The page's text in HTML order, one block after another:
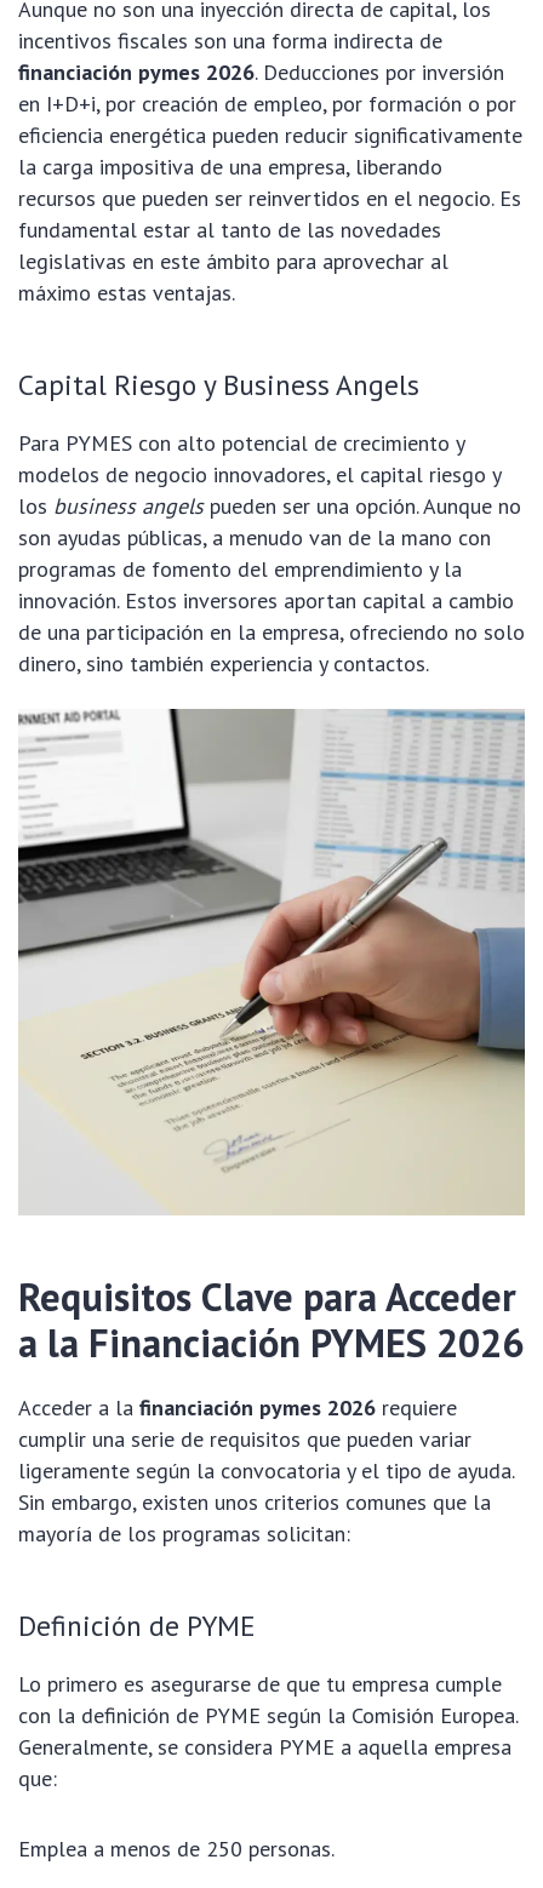
Aunque no son una inyección directa de capital, los
incentivos fiscales son una forma indirecta de
financiación pymes 2026. Deducciones por inversión
en I+D+i, por creación de empleo, por formación o por
eficiencia energética pueden reducir significativamente
la carga impositiva de una empresa, liberando
recursos que pueden ser reinvertidos en el negocio. Es
fundamental estar al tanto de las novedades
legislativas en este ámbito para aprovechar al
máximo estas ventajas.
Capital Riesgo y Business Angels
Para PYMES con alto potencial de crecimiento y
modelos de negocio innovadores, el capital riesgo y
los business angelspueden ser una opción. Aunque no
son ayudas públicas, a menudo van de la mano con
programas de fomento del emprendimiento y la
innovación. Estos inversores aportan capital a cambio
de una participación en la empresa, ofreciendo no solo
dinero, sino también experiencia y contactos.
Requisitos Clave para Acceder
a la Financiación PYMES 2026
Acceder a la financiación pymes 2026 requiere
cumplir una serie de requisitos que pueden variar
ligeramente según la convocatoria y el tipo de ayuda.
Sin embargo, existen unos criterios comunes que la
mayoría de los programas solicitan:
Definición de PYME
Lo primero es asegurarse de que tu empresa cumple
con la definición de PYME según la Comisión Europea.
Generalmente, se considera PYME a aquella empresa
que:
Emplea a menos de 250 personas.